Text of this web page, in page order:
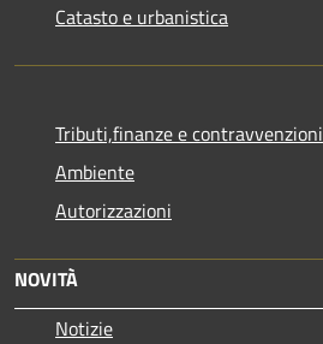
Catasto e urbanistica
Tributi,finanze e contravvenzioni
Ambiente
Autorizzazioni
NOVITÀ
Notizie